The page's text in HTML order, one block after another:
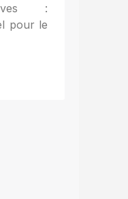
:
pour le